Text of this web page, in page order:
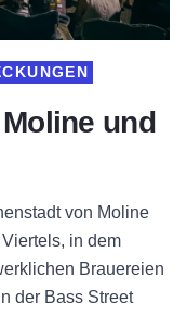
und
von Moline
in dem
Brauereien
der Bass Street